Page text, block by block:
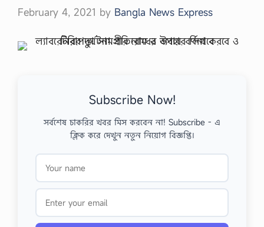
February 4, 2021 by Bangla News Express
Subscribe Now!
সর্বশেষ চাকরির খবর মিস করবেন না! Subscribe - এ
ক্লিক করে দেখুন নতুন নিয়োগ বিজ্ঞপ্তি।